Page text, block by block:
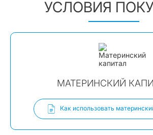
УСЛОВИЯ
МАТЕРИНСКИЙ
Как использовать